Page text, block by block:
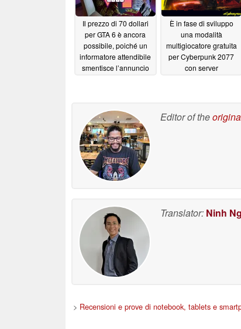
Il prezzo di 70 dollari
per GTA 6 è ancora
possibile, poiché un
informatore attendibile
smentisce l’annuncio
È in fase di sviluppo
una modalità
multigiocatore gratuita
per Cyberpunk 2077
con server
Editor of the
Translator: Ninh
> Recensioni e prove di notebook, tablets e